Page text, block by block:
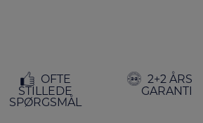
OFTE
STILLEDE
SPØRGSMÅL
2+2 ÅRS
GARANTI